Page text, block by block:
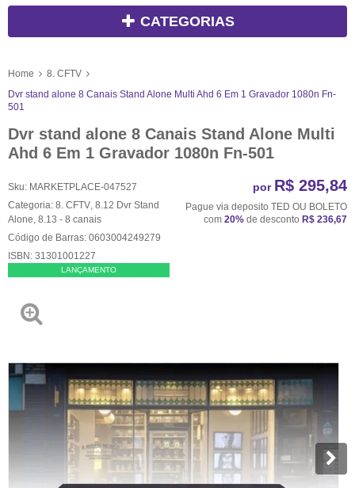
CATEGORIAS
Home
8. CFTV
Dvr stand alone 8 Canais Stand Alone Multi Ahd 6 Em 1 Gravador 1080n Fn-
501
Dvr stand alone 8 Canais Stand Alone Multi
Ahd 6 Em 1 Gravador 1080n Fn-501
Sku: MARKETPLACE-047527
Categoria: 8. CFTV 8.12 Dvr Stand
Alone 8.13 - 8 canais
Código de Barras: 0603004249279
ISBN: 31301001227
LANÇAMENTO
por R$ 295,84
Pague via deposito TED OU BOLETO
com 20% de desconto R$ 236,67